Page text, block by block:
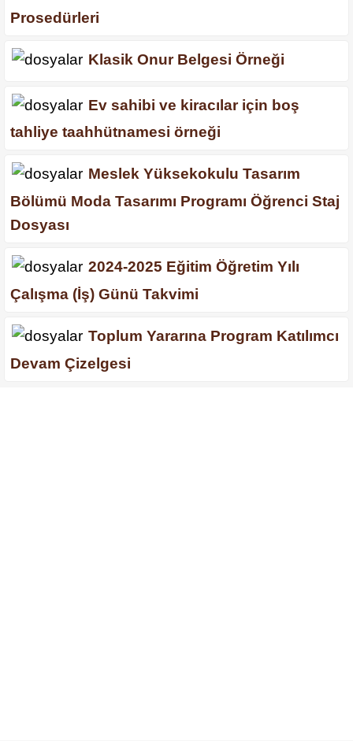
Prosedürleri
Klasik Onur Belgesi Örneği
Ev sahibi ve kiracılar için boş
tahliye taahhütnamesi örneği
Meslek Yüksekokulu Tasarım
Bölümü Moda Tasarımı Programı Öğrenci Staj
Dosyası
2024-2025 Eğitim Öğretim Yılı
Çalışma (İş) Günü Takvimi
Toplum Yararına Program Katılımcı
Devam Çizelgesi